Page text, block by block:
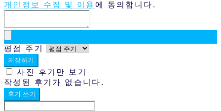
개인정보 수집 및 이용 에 동의합니다.
평점 주기
저장하기
사진 후기만 보기
작성된 후기가 없습니다.
후기 쓰기